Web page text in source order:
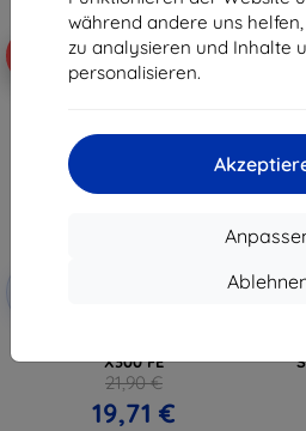
während andere uns
zu analysieren und Inhalte
personalisieren.
EXTRA10
X300 FE
21,90 €
19,71 €
-
-